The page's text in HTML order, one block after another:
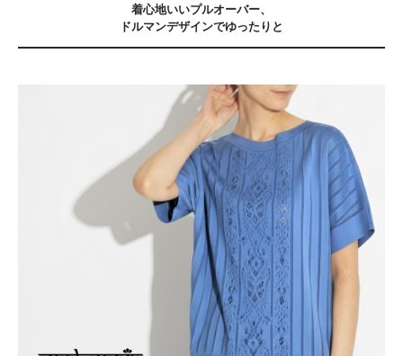
着心地いいプルオーバー、
ドルマンデザインでゆったりと